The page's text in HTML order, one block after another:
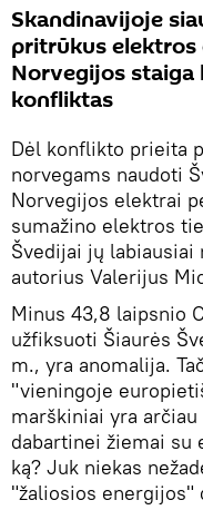
Skandinavijoje
pritrūkus elektros
Norvegijos
konfliktas
Dėl konflikto prieita
norvegams naudoti
Norvegijos elektrai
sumažino elektros
Švedijai jų labiausiai
autorius Valerijus
Minus 43,8 laipsnio
užfiksuoti Šiaurės
m., yra anomalija.
"vieningoje
marškiniai yra
dabartinei žiemai su
ką? Juk niekas
"žaliosios energijos"